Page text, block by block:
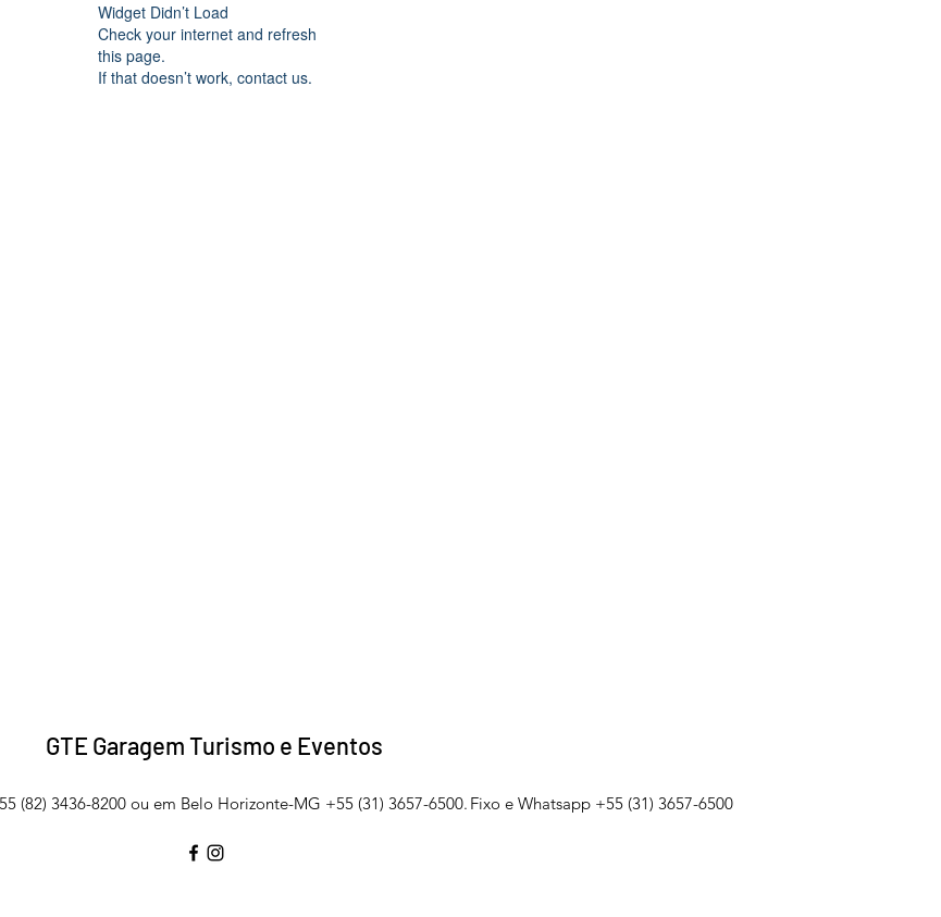
Widget Didn’t Load
Check your internet and refresh
this page.
If that doesn’t work, contact us.
GTE Garagem Turismo e Eventos
(82) 3436-8200 ou em Belo Horizonte-MG +55 (31) 3657-6500. Fixo e Whatsapp +55 (31) 3657-6500